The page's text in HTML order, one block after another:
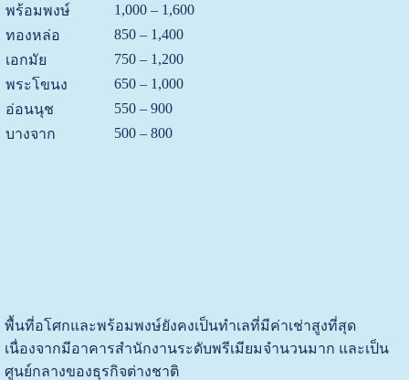
พร้อมพงษ์
1,000 – 1,600
ทองหล่อ
850 – 1,400
เอกมัย
750 – 1,200
พระโขนง
650 – 1,000
อ่อนนุช
550 – 900
บางจาก
500 – 800
พื้นที่อโศกและพร้อมพงษ์ยังคงเป็นทำเลที่มีค่าเช่าสูงที่สุด
เนื่องจากมีอาคารสำนักงานระดับพรีเมียมจำนวนมาก และเป็น
ศูนย์กลางของธุรกิจต่างชาติ